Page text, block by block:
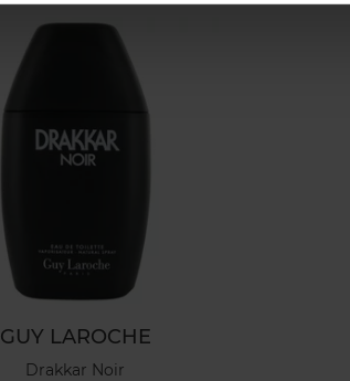
GUY LAROCHE
Drakkar Noir